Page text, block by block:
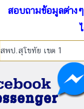
สอบถามข้อมูลต่าง
สพป.สุโขทัย เขต 1